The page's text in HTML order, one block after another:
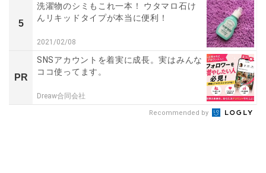
5
洗濯物のシミもこれ一本！ ウタマロ石け
んリキッドタイプが本当に便利！
2021/02/08
PR
SNSアカウントを着実に成長。実はみんな
ココ使ってます。
Dreaw合同会社
Recommended by